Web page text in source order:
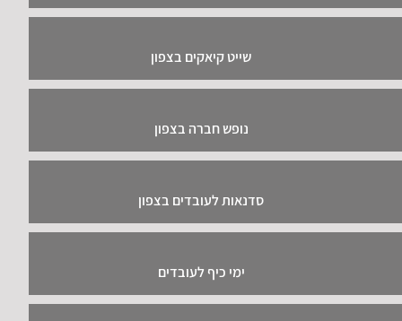
שייט קיאקים בצפון
נופש חברה בצפון
סדנאות לעובדים בצפון
ימי כיף לעובדים